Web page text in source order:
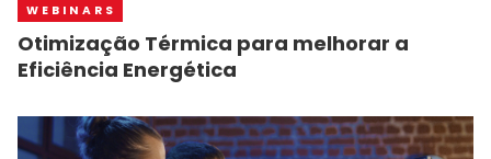
WEBINARS
Otimização Térmica para melhorar a
Eficiência Energética